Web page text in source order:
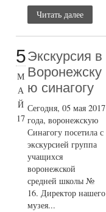
Читать далее
5
М
А
Й
17
Экскурсия в
Воронежску
ю синагогу
Сегодня, 05 мая 2017
года, воронежскую
Синагогу посетила с
экскурсией группа
учащихся
воронежской
средней школы №
16. Директор нашего
музея...